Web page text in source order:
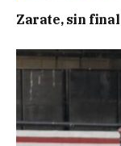
Zarate, sin